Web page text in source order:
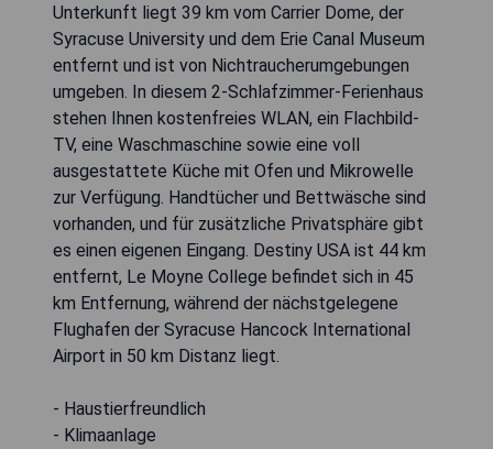
Unterkunft liegt 39 km vom Carrier Dome, der
Syracuse University und dem Erie Canal Museum
entfernt und ist von Nichtraucherumgebungen
umgeben. In diesem 2-Schlafzimmer-Ferienhaus
stehen Ihnen kostenfreies WLAN, ein Flachbild-
TV, eine Waschmaschine sowie eine voll
ausgestattete Küche mit Ofen und Mikrowelle
zur Verfügung. Handtücher und Bettwäsche sind
vorhanden, und für zusätzliche Privatsphäre gibt
es einen eigenen Eingang. Destiny USA ist 44 km
entfernt, Le Moyne College befindet sich in 45
km Entfernung, während der nächstgelegene
Flughafen der Syracuse Hancock International
Airport in 50 km Distanz liegt.
- Haustierfreundlich
- Klimaanlage